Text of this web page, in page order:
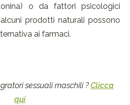
o da fattori psicologici
prodotti naturali possono
ai farmaci.
sessuali maschili ?Clicca
qui